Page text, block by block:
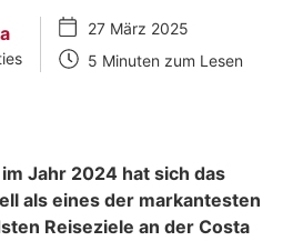
27 März 2025
5 Minuten zum Lesen
Jahr 2024 hat sich das
als eines der markantesten
Reiseziele an der Costa